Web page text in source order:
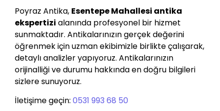
Poyraz Antika, Esentepe Mahallesi antika
ekspertizi alanında profesyonel bir hizmet
sunmaktadır. Antikalarınızın gerçek değerini
öğrenmek için uzman ekibimizle birlikte çalışarak,
detaylı analizler yapıyoruz. Antikalarınızın
orijinalliği ve durumu hakkında en doğru bilgileri
sizlere sunuyoruz.
İletişime geçin: 0531 993 68 50